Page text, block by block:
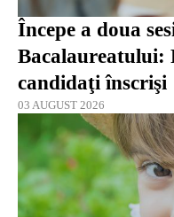
Începe a doua
Bacalaureatului:
candidaţi înscrişi
03 AUGUST 2026